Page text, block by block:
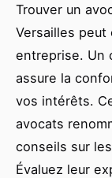
Trouver un
Versailles
entreprise. Un
assure la
vos intérêts.
avocats
conseils sur
Évaluez leur